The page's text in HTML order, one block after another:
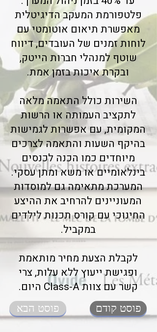
פלטפורמת המעקב הדיגיטלית
מאפשרת תיאום אוטומטי עם
לוחות זמנים של העובדים, דיווח
שוטף למנהלי חברות הייטק,
ובקרת איכות בזמן אמת.
השירות כולל התאמה מלאה
לתקציב העמותה או הרשות
המקומית, עם אפשרות לגמישות
בהיקף השעות והתאמה לצרכים
מיוחדים כמו הכנה לכנסים
בינלאומיים או משא ומתן עסקי.
המערכת מתאימה גם למוסדות
המעוניינים להרחיב את ההיצע
החינוכי עם קורס תכנות לילדים
במקביל.
לקבלת הצעת מחיר מותאמת
ופגישת ייעוץ ללא עלות, צרי
קשר עם צוות Class-A היום.
פוסט הבא פוסט קודם